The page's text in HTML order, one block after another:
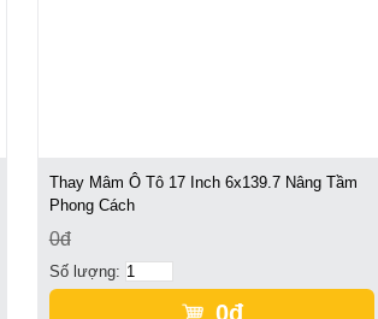
Thay Mâm Ô Tô 17 Inch 6x139.7 Nâng Tầm
Phong Cách
0đ
Số lượng:
0đ